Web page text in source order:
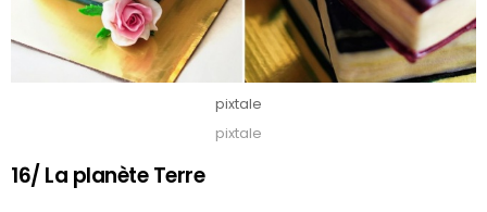
pixtale
pixtale
16/ La planète Terre